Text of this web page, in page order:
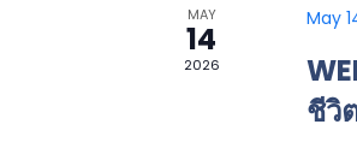
MAY
14
2026
May
ชีวิ